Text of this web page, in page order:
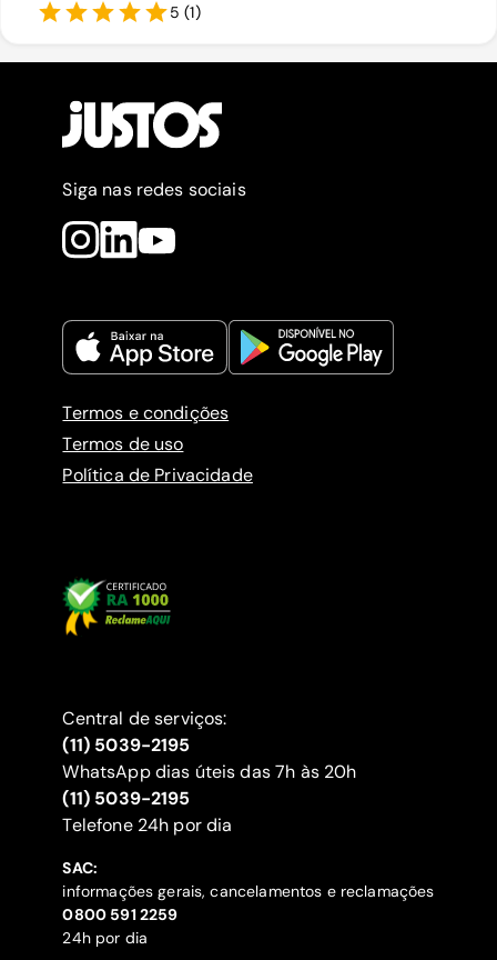
5 (1)
Siga nas redes sociais
Termos e condições
Termos de uso
Política de Privacidade
Central de serviços:
(11) 5039-2195
WhatsApp dias úteis das 7h às 20h
(11) 5039-2195
‍Telefone 24h por dia
SAC:
informações gerais, cancelamentos e reclamações
‍0800 591 2259
24h por dia